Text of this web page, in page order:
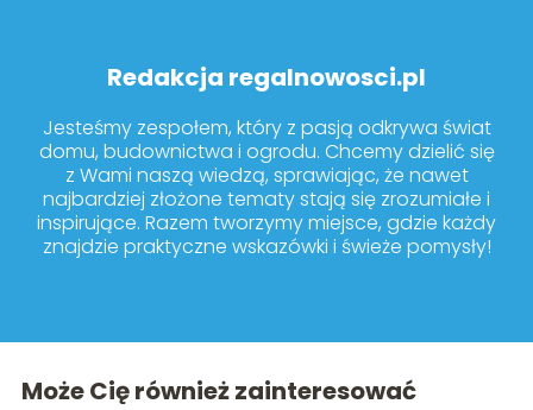
Redakcja regalnowosci.pl
Jesteśmy zespołem, który z pasją odkrywa świat
domu, budownictwa i ogrodu. Chcemy dzielić się
z Wami naszą wiedzą, sprawiając, że nawet
najbardziej złożone tematy stają się zrozumiałe i
inspirujące. Razem tworzymy miejsce, gdzie każdy
znajdzie praktyczne wskazówki i świeże pomysły!
Może Cię również zainteresować